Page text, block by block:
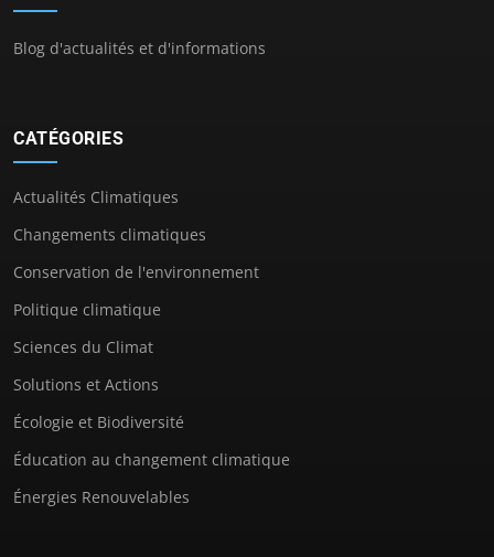
Blog d'actualités et d'informations
CATÉGORIES
Actualités Climatiques
Changements climatiques
Conservation de l'environnement
Politique climatique
Sciences du Climat
Solutions et Actions
Écologie et Biodiversité
Éducation au changement climatique
Énergies Renouvelables